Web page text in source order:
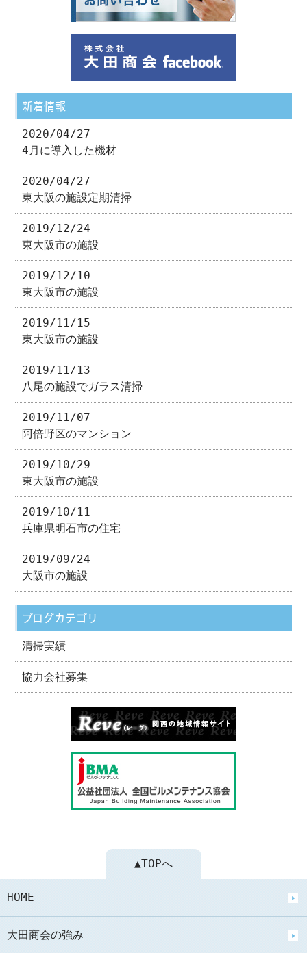
新着情報
2020/04/27
4月に導入した機材
2020/04/27
東大阪の施設定期清掃
2019/12/24
東大阪市の施設
2019/12/10
東大阪市の施設
2019/11/15
東大阪市の施設
2019/11/13
八尾の施設でガラス清掃
2019/11/07
阿倍野区のマンション
2019/10/29
東大阪市の施設
2019/10/11
兵庫県明石市の住宅
2019/09/24
大阪市の施設
ブログカテゴリ
清掃実績
協力会社募集
▲TOPへ
HOME
大田商会の強み